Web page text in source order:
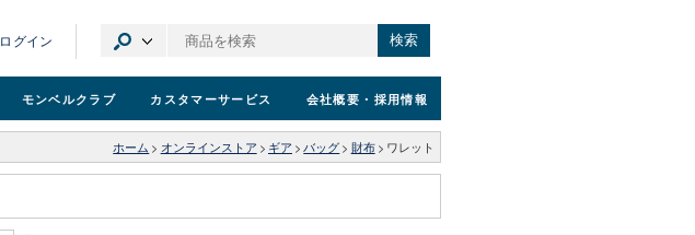
ログイン 検索
モンベルクラブ カスタマーサービス 会社概要 ・採用情報
ホーム > オンラインストア > ギア > バッグ > 財布 > ワレット